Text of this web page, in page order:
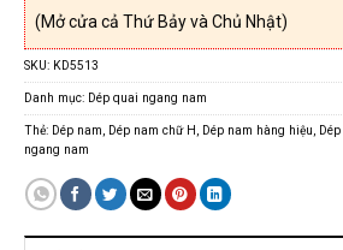
(Mở cửa cả Thứ Bảy và Chủ Nhật)
SKU: KD5513
Danh mục: Dép quai ngang nam
Thẻ: Dép nam, Dép nam chữ H , Dép nam hàng hiệu,
ngang nam